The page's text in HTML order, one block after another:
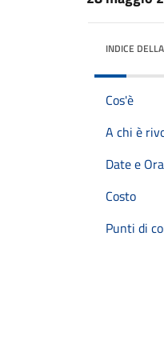
INDICE
Cos'è
A chi è
Date e
Costo
Punti di